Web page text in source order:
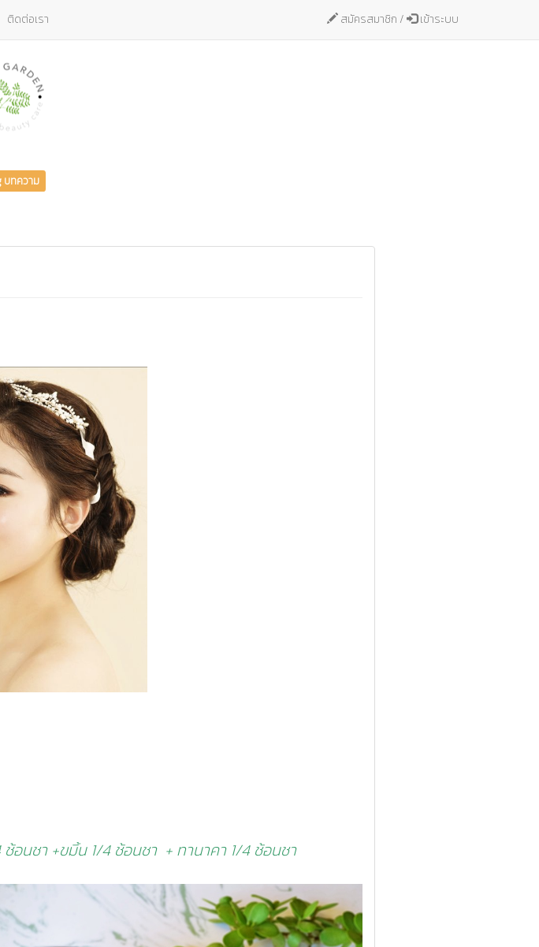
ติดต่อเรา สมัครสมาชิก / เข้าระบบ
บทความ
ช้อนชา +ขมิ้น 1/4 ช้อนชา + ทานาคา 1/4 ช้อนชา